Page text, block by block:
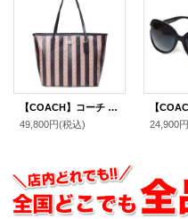
【COACH】コーチ バッグ コーティングキャンバス レザー シグネチャー ストライプ ロゴ シティ トートバッグ ウォルナット×タン〔日本未発売〕
49,800円(税込)
24,900円